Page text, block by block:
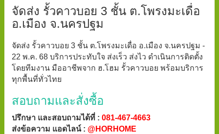
จัดส่ง รั้วคาวบอย 3 ชั้น ต.โพรงมะเดื่อ
อ.เมือง จ.นครปฐม
จัดส่ง รั้วคาวบอย 3 ชั้น ต.โพรงมะเดื่อ อ.เมือง จ.นครปฐม -
22 พ.ค. 68 บริการประทับใจ ส่งเร็ว ส่งไว ดำเนินการติดตั้ง
โดยทีมงาน มืออาชีพจาก ฮ.โฮม รั้วคาวบอย พร้อมบริการ
ทุกพื้นที่ทั่วไทย
สอบถามและสั่งซื้อ
ปรึกษา และสอบถามได้ที่ : 081-467-4663
ส่งข้อความ แอดไลน์ : @HORHOME